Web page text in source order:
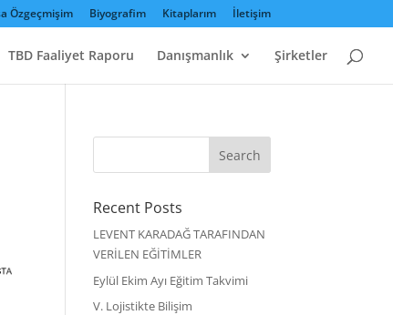
Özgeçmişim Biyografim Kitaplarım İletişim
TBD Faaliyet Raporu Danışmanlık Şirketler
Recent Posts
LEVENT KARADAĞ TARAFINDAN
VERİLEN EĞİTİMLER
Eylül Ekim Ayı Eğitim Takvimi
V. Lojistikte Bilişim